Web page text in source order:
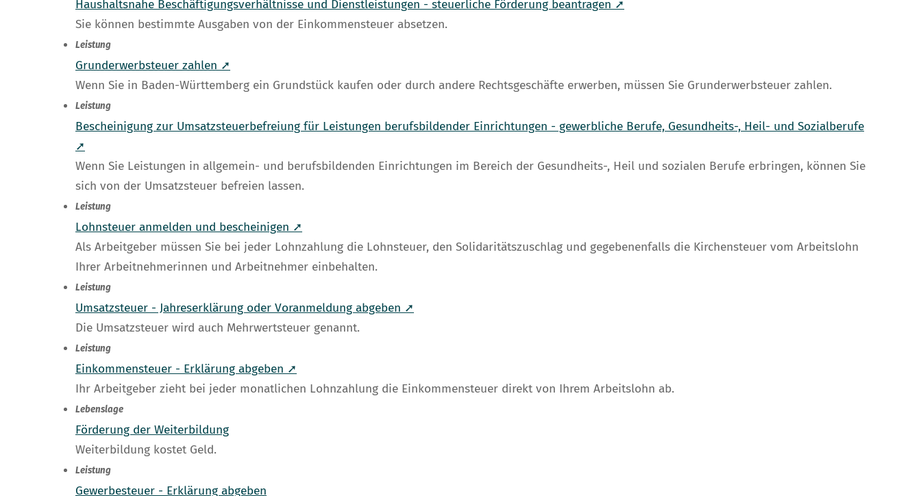
Haushaltsnahe Beschäftigungsverhältnisse und Dienstleistungen - steuerliche Förderung beantragen ➚
Sie können bestimmte Ausgaben von der Einkommensteuer absetzen.
Leistung
Grunderwerbsteuer zahlen ➚
Wenn Sie in Baden-Württemberg ein Grundstück kaufen oder durch andere Rechtsgeschäfte erwerben, müssen Sie Grunderwerbsteuer zahlen.
Leistung
Bescheinigung zur Umsatzsteuerbefreiung für Leistungen berufsbildender Einrichtungen - gewerbliche Berufe, Gesundheits-, Heil- und Sozialberufe
➚
Wenn Sie Leistungen in allgemein- und berufsbildenden Einrichtungen im Bereich der Gesundheits-, Heil und sozialen Berufe erbringen, können Sie
sich von der Umsatzsteuer befreien lassen.
Leistung
Lohnsteuer anmelden und bescheinigen ➚
Als Arbeitgeber müssen Sie bei jeder Lohnzahlung die Lohnsteuer, den Solidaritätszuschlag und gegebenenfalls die Kirchensteuer vom Arbeitslohn
Ihrer Arbeitnehmerinnen und Arbeitnehmer einbehalten.
Leistung
Umsatzsteuer - Jahreserklärung oder Voranmeldung abgeben ➚
Die Umsatzsteuer wird auch Mehrwertsteuer genannt.
Leistung
Einkommensteuer - Erklärung abgeben ➚
Ihr Arbeitgeber zieht bei jeder monatlichen Lohnzahlung die Einkommensteuer direkt von Ihrem Arbeitslohn ab.
Lebenslage
Förderung der Weiterbildung
Weiterbildung kostet Geld.
Leistung
Gewerbesteuer - Erklärung abgeben